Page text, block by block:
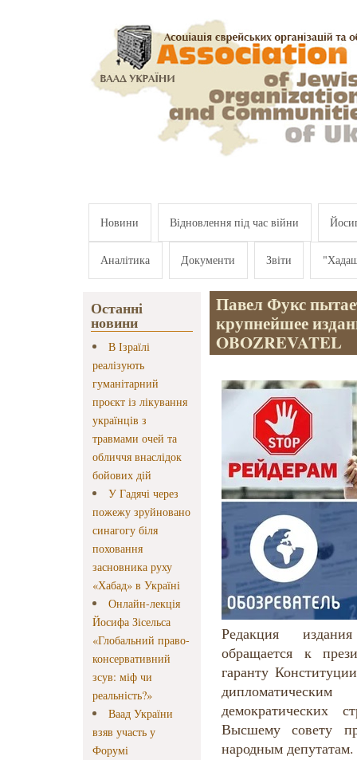
Новини Відновлення під час війни
Аналітика Документи Звіти
Останні
новини
В Ізраїлі
реалізують
гуманітарний
проєкт із лікування
українців з
травмами очей та
обличчя внаслідок
бойових дій
У Гадячі через
пожежу зруйновано
синагогу біля
поховання
засновника руху
«Хабад» в Україні
Онлайн-лекція
Йосифа Зісельса
«Глобальний право-
консервативний
зсув: міф чи
реальність?»
Ваад України
взяв участь у
Форумі
Павел Фукс
крупнейшее
OBOZREVATEL
Редакция
обращается к
гаранту
Высшему совету
народным депутатам.